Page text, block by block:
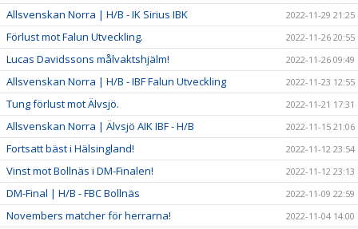
Allsvenskan Norra | H/B - IK Sirius IBK 2022-11-29 21:25
Förlust mot Falun Utveckling. 2022-11-26 20:55
Lucas Davidssons målvaktshjälm! 2022-11-26 09:49
Allsvenskan Norra | H/B - IBF Falun Utveckling 2022-11-23 12:55
Tung förlust mot Älvsjö. 2022-11-21 17:31
Allsvenskan Norra | Älvsjö AIK IBF - H/B 2022-11-15 21:06
Fortsatt bäst i Hälsingland! 2022-11-12 23:54
Vinst mot Bollnäs i DM-Finalen! 2022-11-12 23:13
DM-Final | H/B - FBC Bollnäs 2022-11-09 22:59
Novembers matcher för herrarna! 2022-11-04 14:00